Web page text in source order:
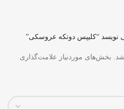
نویسد “کلیپس دوتکه عروسکی”
بخش‌های موردنیاز علامت‌گذاری